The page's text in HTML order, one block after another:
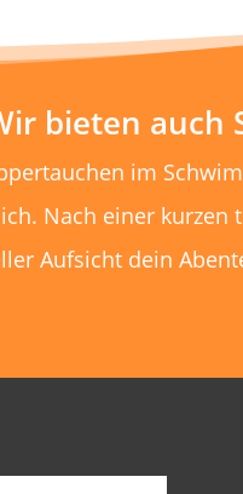
bieten auch
im
Nach einer
Aufsicht dein